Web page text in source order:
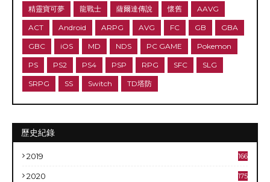
精靈寶可夢 龍戰士 薩爾達傳說 懷舊 AAVG
ACT Android ARPG AVG FC GB GBA
GBC iOS MD NDS PC GAME Pokemon
PS PS2 PS4 PSP RPG SFC SLG
SRPG SS Switch TD塔防
歷史紀錄
2019 166
2020 175